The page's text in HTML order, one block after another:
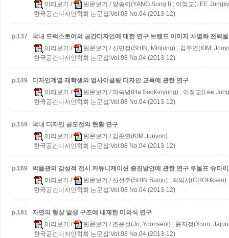
미리보기 / 원문보기 / 양송이(YANG Song I) ; 이정교(LEE
한국공간디자인학회 논문집:Vol.08 No.04 (2013-12)
p.137 국내 드럭스토어의 공간디자인에 대한 연구 브랜드 이미지 차별화 전략
미리보기 / 원문보기 / 신민정(SHIN, Minjung) ; 김주연(KIM,
한국공간디자인학회 논문집:Vol.08 No.04 (2013-12)
p.149
디자인계열 재학생의 업사이클링 디자인 교육에 관한 연구
미리보기 / 원문보기 / 하숙녕(Ha Sook-nyung) ; 이정교(Lee
한국공간디자인학회 논문집:Vol.08 No.04 (2013-12)
p.159
국내 디자인 공모전의 현황 연구
미리보기 / 원문보기 / 김준연(KIM Junyon)
한국공간디자인학회 논문집:Vol.08 No.04 (2013-12)
p.169 박물관의 감성적 전시 커뮤니케이션 증진방안에 관한 연구 루돌프 슈타
미리보기 / 원문보기 / 신선주(SHIN Sunju) ; 최익서(CHOI Ikseo)
한국공간디자인학회 논문집:Vol.08 No.04 (2013-12)
p.181
자연의 형상 발생 구조에 내재한 미의식 연구
미리보기 / 원문보기 / 조윤설(Jo, Yoonseol) ; 윤자정(Yoon,
한국공간디자인학회 논문집:Vol.08 No.04 (2013-12)